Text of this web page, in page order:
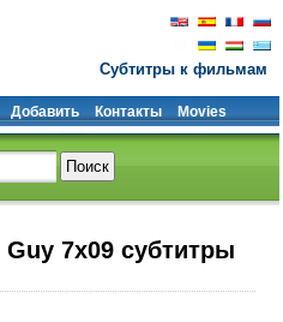
Субтитры к фильмам
Добавить Контакты Movies
7x09 субтитры